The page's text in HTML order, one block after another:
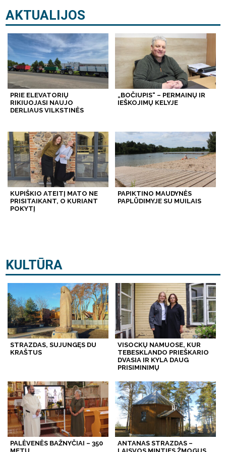
AKTUALIJOS
PRIE ELEVATORIŲ
RIKIUOJASI NAUJO
DERLIAUS VILKSTINĖS
„BOČIUPIS“ – PERMAINŲ IR
IEŠKOJIMŲ KELYJE
KUPIŠKIO ATEITĮ MATO NE
PRISITAIKANT, O KURIANT
POKYTĮ
PAPIKTINO MAUDYNĖS
PAPLŪDIMYJE SU MUILAIS
KULTŪRA
STRAZDAS, SUJUNGĘS DU
KRAŠTUS
VISOCKŲ NAMUOSE, KUR
TEBESKLANDO PRIEŠKARIO
DVASIA IR KYLA DAUG
PRISIMINIMŲ
PALĖVENĖS BAŽNYČIAI – 350
ANTANAS STRAZDAS –